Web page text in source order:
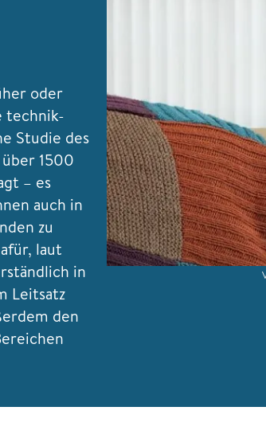
oder
technik-
Studie des
1500
– es
auch in
zu
laut
in
Leitsatz
den